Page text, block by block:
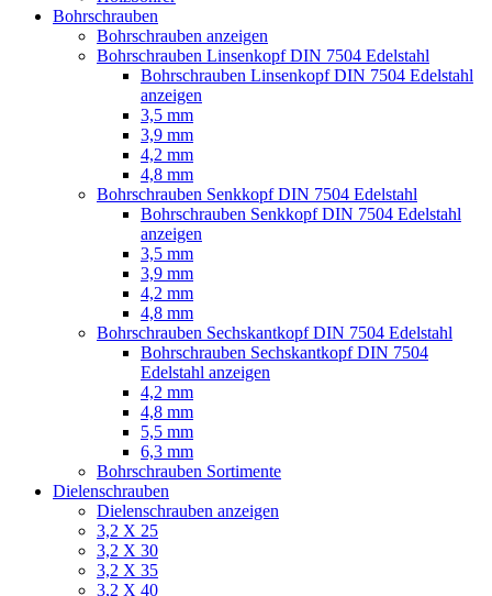
Bohrschrauben
Bohrschrauben anzeigen
Bohrschrauben Linsenkopf DIN 7504 Edelstahl
Bohrschrauben Linsenkopf DIN 7504 Edelstahl
anzeigen
3,5 mm
3,9 mm
4,2 mm
4,8 mm
Bohrschrauben Senkkopf DIN 7504 Edelstahl
Bohrschrauben Senkkopf DIN 7504 Edelstahl
anzeigen
3,5 mm
3,9 mm
4,2 mm
4,8 mm
Bohrschrauben Sechskantkopf DIN 7504 Edelstahl
Bohrschrauben Sechskantkopf DIN 7504
Edelstahl anzeigen
4,2 mm
4,8 mm
5,5 mm
6,3 mm
Bohrschrauben Sortimente
Dielenschrauben
Dielenschrauben anzeigen
3,2 X 25
3,2 X 30
3,2 X 35
3,2 X 40